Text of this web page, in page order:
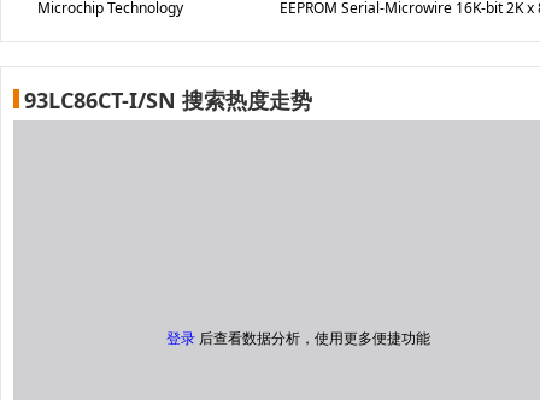
Microchip Technology EEPROM Serial-Microwire 16K-bit 2K x
93LC86CT-I/SN 搜索热度走势
登录 后查看数据分析，使用更多便捷功能